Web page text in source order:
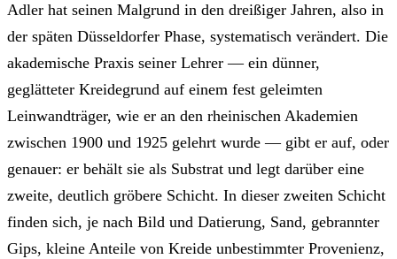
Adler hat seinen Malgrund in den dreißiger Jahren, also in
der späten Düsseldorfer Phase, systematisch verändert. Die
akademische Praxis seiner Lehrer — ein dünner,
geglätteter Kreidegrund auf einem fest geleimten
Leinwandträger, wie er an den rheinischen Akademien
zwischen 1900 und 1925 gelehrt wurde — gibt er auf, oder
genauer: er behält sie als Substrat und legt darüber eine
zweite, deutlich gröbere Schicht. In dieser zweiten Schicht
finden sich, je nach Bild und Datierung, Sand, gebrannter
Gips, kleine Anteile von Kreide unbestimmter Provenienz,